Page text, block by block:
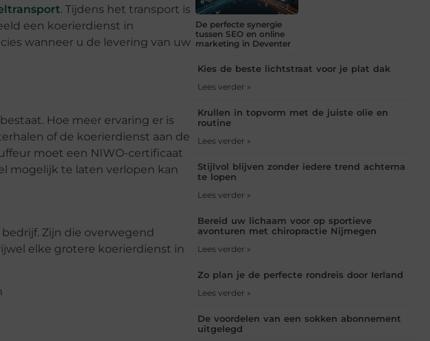
. Tijdens het transport is
een koerierdienst in
wanneer u de levering van uw
Hoe meer ervaring er is
of de koerierdienst aan de
moet een NIWO-certificaat
mogelijk te laten verlopen kan
Zijn die overwegend
elke grotere koerierdienst in
De perfecte synergie
tussen SEO en online
marketing in Deventer
Kies de beste lichtstraat voor je plat dak
Lees verder »
Krullen in topvorm met de juiste olie en
routine
Lees verder »
Stijlvol blijven zonder iedere trend achterna
te lopen
Lees verder »
Bereid uw lichaam voor op sportieve
avonturen met chiropractie Nijmegen
Lees verder »
Zo plan je de perfecte rondreis door Ierland
Lees verder »
De voordelen van een sokken abonnement
uitgelegd